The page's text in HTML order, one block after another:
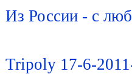
Из России - с
Tripoly 17-6-